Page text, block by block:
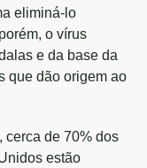
eliminá-lo
o vírus
e da base da
que dão origem ao
, cerca de 70% dos
estão